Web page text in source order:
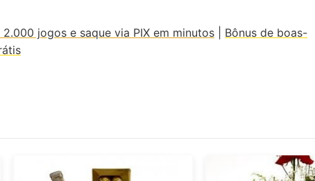
2.000 jogos e saque via PIX em minutos
Bônus de boas-